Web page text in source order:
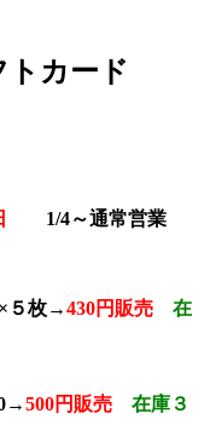
カード
1/4～通常営業
５枚→430円販売
在
500円販売
在庫３